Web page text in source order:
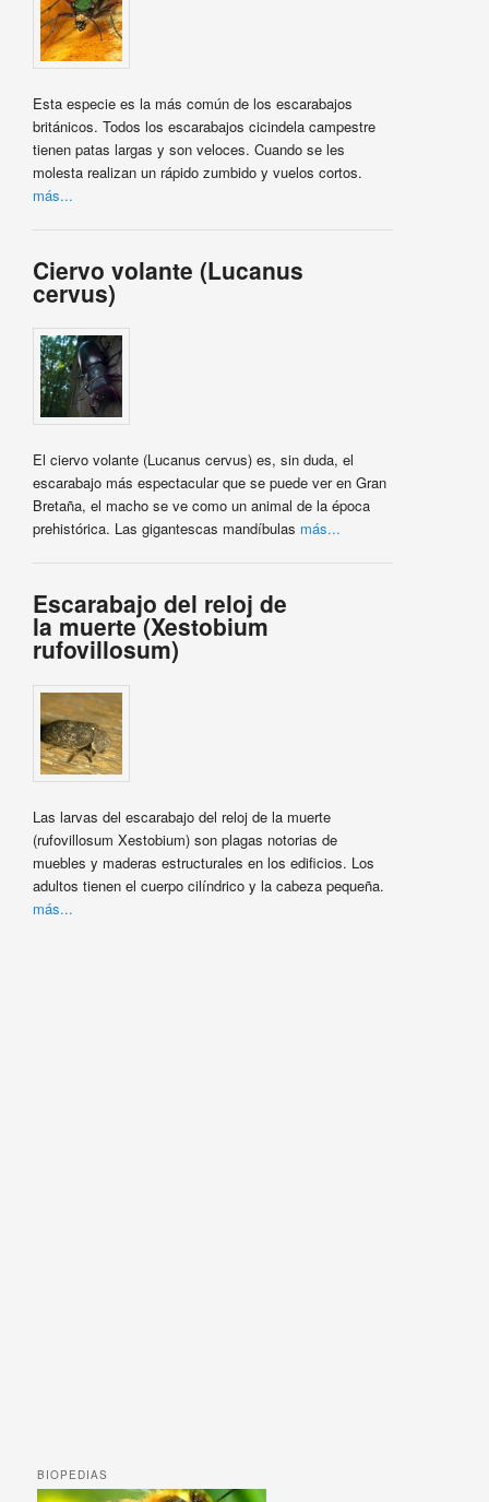
Esta especie es la más común de los escarabajos
británicos. Todos los escarabajos cicindela campestre
tienen patas largas y son veloces. Cuando se les
molesta realizan un rápido zumbido y vuelos cortos.
más...
Ciervo volante (Lucanus
cervus)
El ciervo volante (Lucanus cervus) es, sin duda, el
escarabajo más espectacular que se puede ver en Gran
Bretaña, el macho se ve como un animal de la época
prehistórica. Las gigantescas mandíbulas más...
Escarabajo del reloj de
la muerte (Xestobium
rufovillosum)
Las larvas del escarabajo del reloj de la muerte
(rufovillosum Xestobium) son plagas notorias de
muebles y maderas estructurales en los edificios. Los
adultos tienen el cuerpo cilíndrico y la cabeza pequeña.
más...
BIOPEDIAS